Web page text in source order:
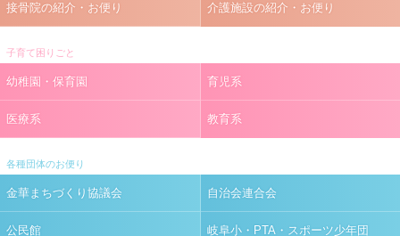
接骨院の紹介・お便り 介護施設の紹介・お便り
子育て困りごと
幼稚園・保育園 育児系
医療系 教育系
各種団体のお便り
金華まちづくり協議会 自治会連合会
公民館 岐阜小・PTA・スポーツ少年団